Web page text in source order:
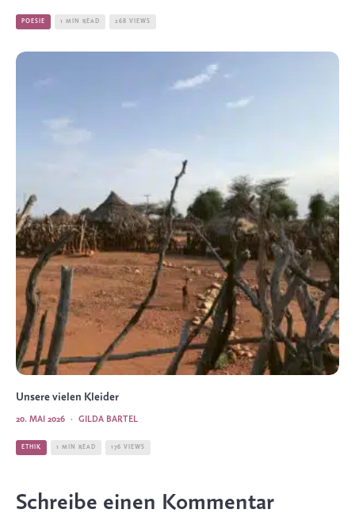
POESIE 1 MIN READ 268 VIEWS
Unsere vielen Kleider
GILDA BARTEL
·
20. MAI 2026
ETHIK 1 MIN READ 176 VIEWS
Schreibe einen Kommentar